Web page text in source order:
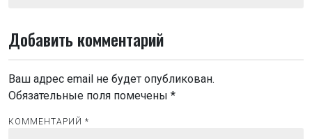
а
и
я
п
Добавить комментарий
Ваш адрес email не будет опубликован.
Обязательные поля помечены *
КОММЕНТАРИЙ *